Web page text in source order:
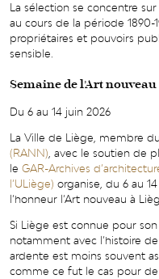
La sélection se concentre
au cours de la période 1890-
propriétaires et pouvoirs
sensible.
Semaine de l’Art
Du 6 au 14 juin 2026
La Ville de Liège, membre du
(RANN) , avec le soutien de
le GAR-Archives
l’ULiège) organise, du 6 au
l’honneur l’Art nouveau à
Si Liège est connue pour
notamment avec l’histoire
ardente est moins souvent
comme ce fut le cas pour